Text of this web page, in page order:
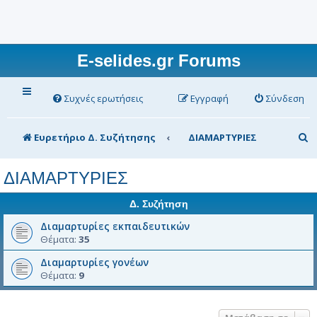
E-selides.gr Forums
Συχνές ερωτήσεις Σύνδεση
Εγγραφή
Ευρετήριο Δ. Συζήτησης ΔΙΑΜΑΡΤΥΡΙΕΣ
ν
ή
ΔΙΑΜΑΡΤΥΡΙΕΣ
Δ. Συζήτηση
Διαμαρτυρίες εκπαιδευτικών
Θέματα: 35
Διαμαρτυρίες γονέων
Θέματα: 9